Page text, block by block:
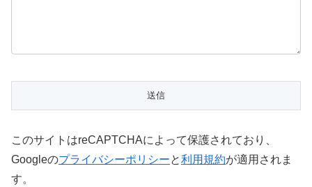
このサイトはreCAPTCHAによって保護されており、
Googleのプライバシーポリシーと利用規約が適用されま
す。